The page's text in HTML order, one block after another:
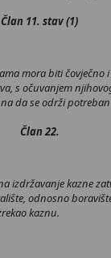
Član 11. stav (1)
mora biti čovječno
s očuvanjem
da se održi
Član 22.
izdržavanje kazne
odnosno
kaznu.